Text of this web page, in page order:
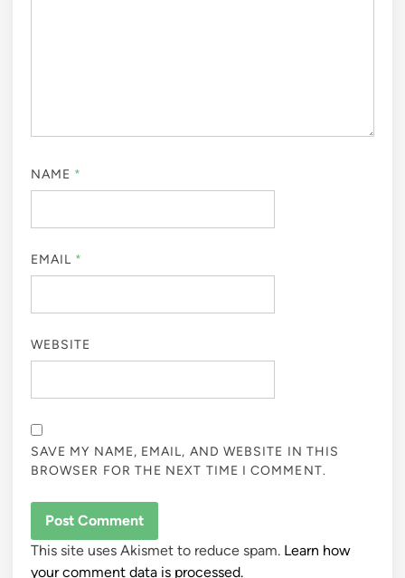
NAME *
EMAIL *
WEBSITE
SAVE MY NAME, EMAIL, AND WEBSITE IN THIS
BROWSER FOR THE NEXT TIME I COMMENT.
This site uses Akismet to reduce spam. Learn how
your comment data is processed.